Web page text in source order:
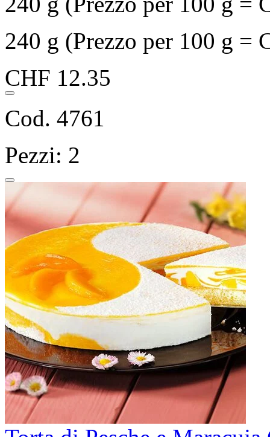
240 g (Prezzo per 100 g =
CHF 12.35
Cod. 4761
Pezzi: 2